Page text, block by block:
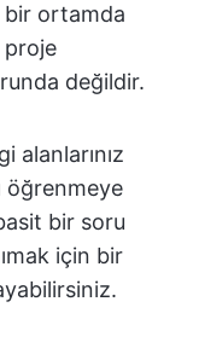
bir ortamda
proje
değildir.
alanlarınız
öğrenmeye
bir soru
için bir